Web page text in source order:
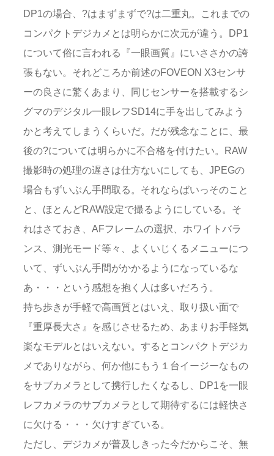
DP1の場合、?はまずまずで?は二重丸。これまでの
コンパクトデジカメとは明らかに次元が違う。DP1
について俗に言われる『一眼画質』にいささかの誇
張もない。それどころか前述のFOVEON X3センサ
ーの良さに驚くあまり、同じセンサーを搭載するシ
グマのデジタル一眼レフSD14に手を出してみよう
かと考えてしまうくらいだ。だが残念なことに、最
後の?については明らかに不合格を付けたい。RAW
撮影時の処理の遅さは仕方ないにしても、JPEGの
場合もずいぶん手間取る。それならばいっそのこと
と、ほとんどRAW設定で撮るようにしている。そ
れはさておき、AFフレームの選択、ホワイトバラ
ンス、測光モード等々、よくいじくるメニューにつ
いて、ずいぶん手間がかかるようになっているな
あ・・・という感想を抱く人は多いだろう。
持ち歩きが手軽で高画質とはいえ、取り扱い面で
『重厚長大さ』を感じさせるため、あまりお手軽気
楽なモデルとはいえない。するとコンパクトデジカ
メでありながら、何か他にもう１台イージーなもの
をサブカメラとして携行したくなるし、DP1を一眼
レフカメラのサブカメラとして期待するには軽快さ
に欠ける・・・欠けすぎている。
ただし、デジカメが普及しきった今だからこそ、無